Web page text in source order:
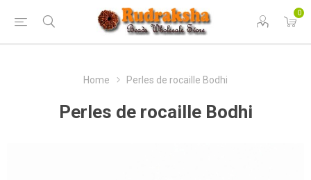
0
Home Perles de rocaille Bodhi
Perles de rocaille Bodhi